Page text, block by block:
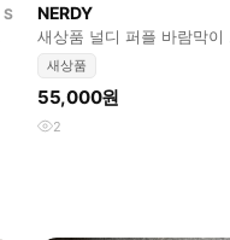
S
NERDY
새상품 널디 퍼플 바람막이
팬츠 세트 S
새상품
55,000원
2